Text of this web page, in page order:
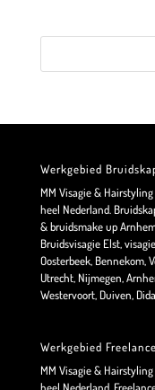
Werkgebied
MM Visagie &
heel Nederland.
& bruidsmake up
Bruidsvisagie Elst,
Oosterbeek, Bennekom,
Utrecht, Nijmegen,
Westervoort, Duiven,
Werkgebied
MM Visagie &